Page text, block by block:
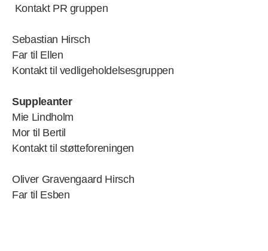
Kontakt PR gruppen
Sebastian Hirsch
Far til Ellen
Kontakt til vedligeholdelsesgruppen
Suppleanter
Mie Lindholm
Mor til Bertil
Kontakt til støtteforeningen
Oliver Gravengaard Hirsch
Far til Esben